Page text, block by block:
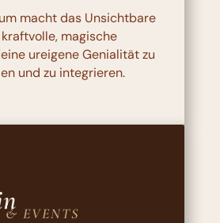
macht das Unsichtbare
magische
ureigene Genialität zu
und zu integrieren.
& EVENTS